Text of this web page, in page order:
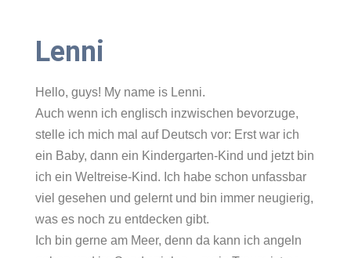
Lenni
Hello, guys! My name is Lenni.
Auch wenn ich englisch inzwischen bevorzuge,
stelle ich mich mal auf Deutsch vor: Erst war ich
ein Baby, dann ein Kindergarten-Kind und jetzt bin
ich ein Weltreise-Kind. Ich habe schon unfassbar
viel gesehen und gelernt und bin immer neugierig,
was es noch zu entdecken gibt.
Ich bin gerne am Meer, denn da kann ich angeln